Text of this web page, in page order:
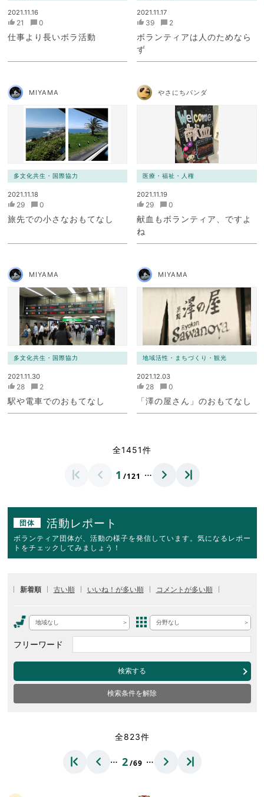
2021.11.16
21 0
仕事より長いボラ活動
2021.11.17
39 2
ボランティアは人のためなら
ず
MIYAMA
多文化共生・国際協力
2021.11.18
29 0
旅先での小さなおもてなし
やさにちパンダ
医療・福祉・人権
2021.11.19
29 0
献血もボランティア、ですよ
ね
MIYAMA
多文化共生・国際協力
2021.11.30
28 2
駅や電車でのおもてなし
MIYAMA
地域活性・まちづくり・観光
2021.12.03
28 0
「澤の屋さん」のおもてなし
全1451件
1 /121 …
団体 活動レポート
ボランティア団体が、活動の様子を発信しています。気になるレポー
トをチェックしてみましょう！
新着順 古い順 いいね！が多い順 コメントが多い順
地域なし 分野なし
フリーワード
検索する
検索条件を解除
全823件
… 2/69 …